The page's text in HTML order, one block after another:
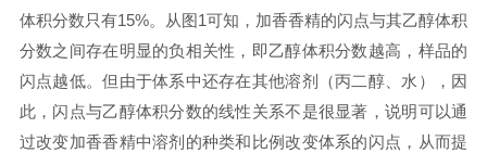
体积分数只有15%。从图1可知，加香香精的闪点与其乙醇体积
分数之间存在明显的负相关性，即乙醇体积分数越高，样品的
闪点越低。但由于体系中还存在其他溶剂（丙二醇、水），因
此，闪点与乙醇体积分数的线性关系不是很显著，说明可以通
过改变加香香精中溶剂的种类和比例改变体系的闪点，从而提